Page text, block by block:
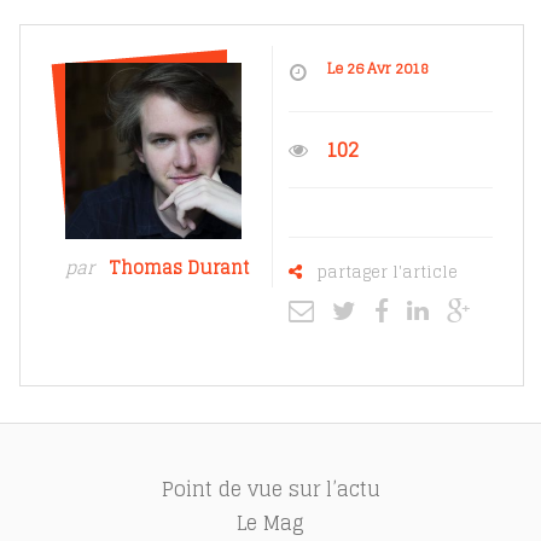
par Thomas Durant
Le 26 Avr 2018
102
partager l'article
Point de vue sur l’actu
Le Mag